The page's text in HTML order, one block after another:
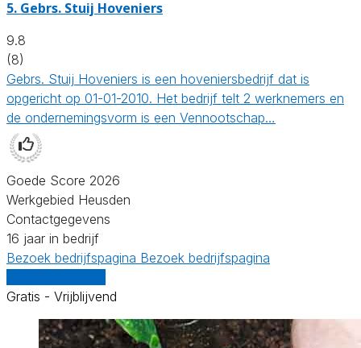
5. Gebrs. Stuij Hoveniers
9.8
(8)
Gebrs. Stuij Hoveniers is een hoveniersbedrijf dat is
opgericht op 01-01-2010. Het bedrijf telt 2 werknemers en
de ondernemingsvorm is een Vennootschap…
Goede Score 2026
Werkgebied Heusden
Contactgegevens
16 jaar in bedrijf
Bezoek bedrijfspagina Bezoek bedrijfspagina
Gratis - Vrijblijvend